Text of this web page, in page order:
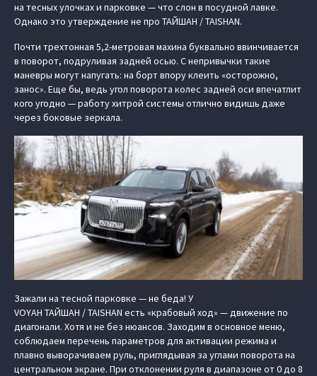
на тесных улочках и парковке — что слон в посудной лавке.
Однако это утверждение не про ТАЙШАН / TAISHAN.
Почти трехтонная 5,2-метровая махина буквально ввинчивается
в поворот, подруливая задней осью. С непривычки такие
маневры могут напугать: на борт впору клеить «осторожно,
занос». Еще бы, ведь угол поворота колес задней оси впечатлит
кого угодно — работу хитрой системы отлично видишь даже
через боковые зеркала.
Зажали на тесной парковке — не беда! У
VOYAH ТАЙШАН / TAISHAN есть «крабовый ход» — движение по
диагонали. Хотя и не без нюансов. Заходим в основное меню,
соблюдаем перечень параметров для активации режима и
плавно выворачиваем руль, приглядывая за углами поворота на
центральном экране. При отклонении руля в диапазоне от 0 до 8